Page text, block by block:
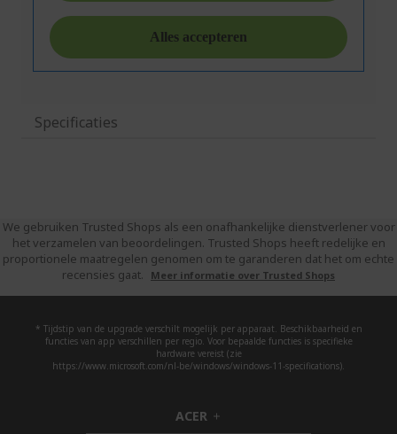
Specificaties
We gebruiken Trusted Shops als een onafhankelijke dienstverlener voor
het verzamelen van beoordelingen. Trusted Shops heeft redelijke en
proportionele maatregelen genomen om te garanderen dat het om echte
recensies gaat.
Meer informatie over Trusted Shops
* Tijdstip van de upgrade verschilt mogelijk per apparaat. Beschikbaarheid en
functies van app verschillen per regio. Voor bepaalde functies is specifieke
hardware vereist (zie
https://www.microsoft.com/nl-be/windows/windows-11-specifications).
ACER h